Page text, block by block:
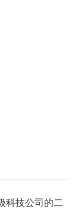
科技公司的二